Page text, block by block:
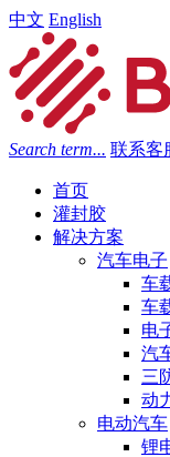
中文 English
Search term... 联系客
首页
灌封胶
解决方案
汽车电子
车
车
电
汽
三
动
电动汽车
锂